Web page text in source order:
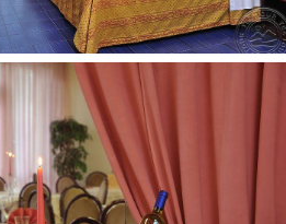
www.vittoriariccione.com